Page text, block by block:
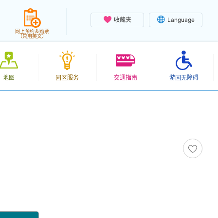
收藏夹 Language
网上预约＆购票
（只用英文）
地图 园区服务 交通指南 游园无障碍